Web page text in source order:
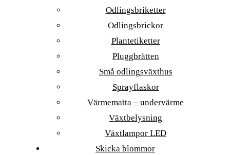
Odlingsbriketter
Odlingsbrickor
Plantetiketter
Pluggbrätten
Små odlingsväxthus
Sprayflaskor
Värmematta – undervärme
Växtbelysning
Växtlampor LED
Skicka blommor